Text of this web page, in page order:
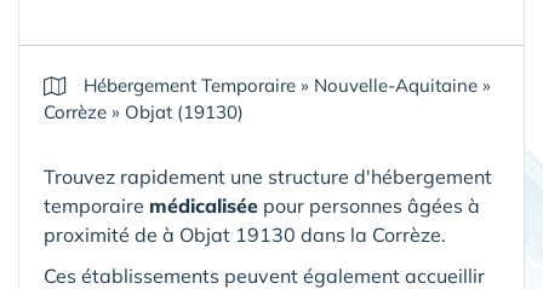
Hébergement Temporaire » Nouvelle-Aquitaine »
Corrèze » Objat (19130)
Trouvez rapidement une structure d'hébergement
temporaire médicalisée pour personnes âgées à
proximité de à Objat 19130 dans la Corrèze.
Ces établissements peuvent également accueillir